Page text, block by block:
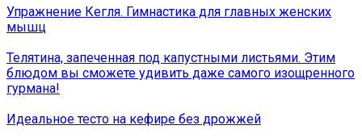
Упражнение Кегля. Гимнастика для главных женских
мышц
Телятина, запеченная под капустными листьями. Этим
блюдом вы сможете удивить даже самого изощренного
гурмана!
Идеальное тесто на кефире без дрожжей